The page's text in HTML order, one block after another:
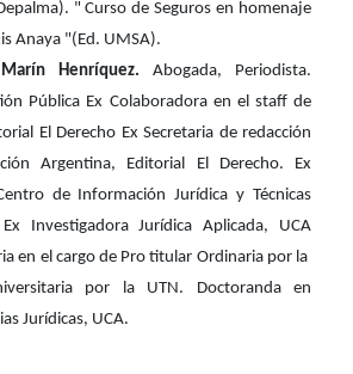
" Curso de Seguros en homenaje
Anaya "(Ed. UMSA).
Henríquez. Abogada, Periodista.
Pública Ex Colaboradora en el staff de
El Derecho Ex Secretaria de redacción
Argentina, Editorial El Derecho. Ex
de Información Jurídica y Técnicas
Ex Investigadora Jurídica Aplicada, UCA
en el cargo de Pro titular Ordinaria por la
por la UTN. Doctoranda en
Jurídicas, UCA.